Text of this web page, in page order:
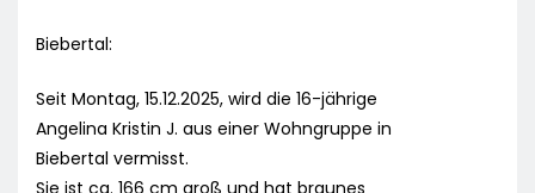
Biebertal:
Seit Montag, 15.12.2025, wird die 16-jährige
Angelina Kristin J. aus einer Wohngruppe in
Biebertal vermisst.